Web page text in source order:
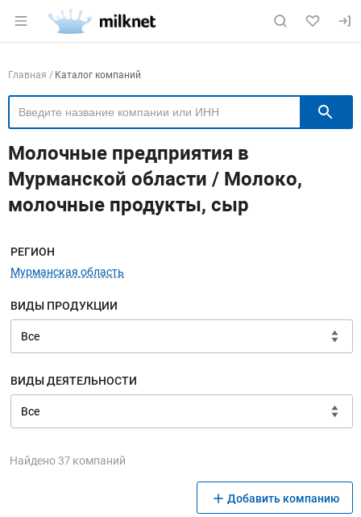
Раздел навигации по сайту milknet.ru
Навигация по компаниям
Главная Каталог компаний
Молочные предприятия в
Мурманской области / Молоко,
молочные продукты, сыр
Меню навигации
РЕГИОН
Мурманская область
ВИДЫ ПРОДУКЦИИ
ВИДЫ ДЕЯТЕЛЬНОСТИ
Найдено 37 компаний
Добавить компанию